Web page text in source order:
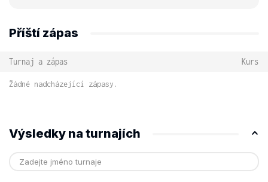
Příští zápas
Turnaj a zápas Kurs
Žádné nadcházející zápasy.
Výsledky na turnajích